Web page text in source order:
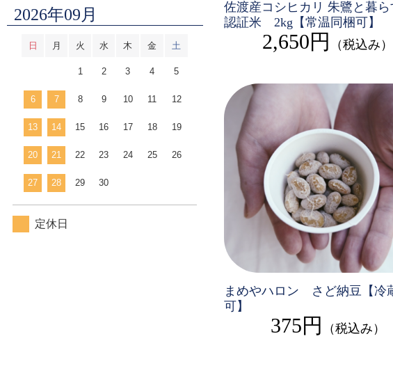
佐渡産コシヒカリ 朱鷺と暮ら
認証米 2kg【常温同梱可】
2,650円 （税込み）
まめやハロン さど納豆【冷
可】
375円 （税込み）
2026年09月
日 月 火 水 木 金 土
1 2 3 4 5
6 7 8 9 10 11 12
13 14 15 16 17 18 19
20 21 22 23 24 25 26
27 28 29 30
定休日